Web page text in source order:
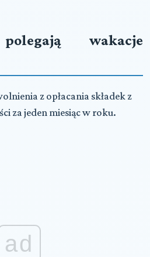
wakacje
z opłacania składek z
za jeden miesiąc w roku.
ad